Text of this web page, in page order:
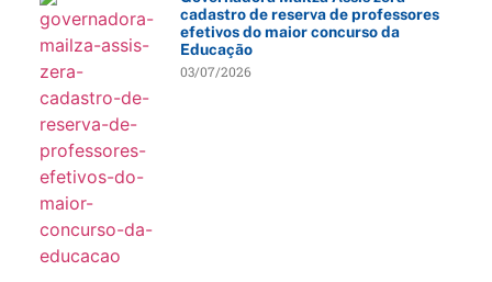
cadastro de reserva de professores
efetivos do maior concurso da
Educação
03/07/2026